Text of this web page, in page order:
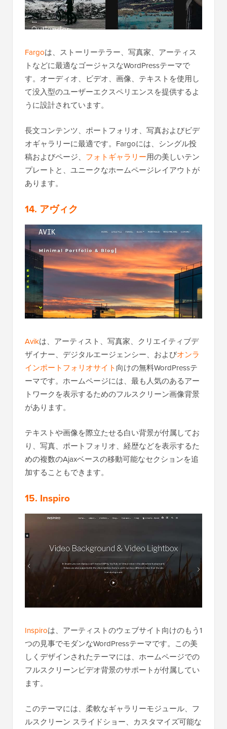
Fargoは、ストーリーテラー、写真家、アーティス
トなどに最適なゴージャスなWordPressテーマで
す。オーディオ、ビデオ、画像、テキストを使用し
て没入型のユーザーエクスペリエンスを提供するよ
うに設計されています。
長文コンテンツ、ポートフォリオ、写真およびビデ
オギャラリーに最適です。Fargoには、シングル投
稿およびページ、 フォトギャラリー用の美しいテン
プレートと、ユニークなホームページレイアウトが
あります。
14. アヴィク
Avikは、アーティスト、写真家、クリエイティブデ
ザイナー、デジタルエージェンシー、およびオンラ
インポートフォリオサイト向けの無料WordPressテ
ーマです。ホームページには、最も人気のあるアー
トワークを表示するためのフルスクリーン画像背景
があります。
テキストや画像を際立たせる白い背景が付属してお
り、写真、ポートフォリオ、経歴などを表示するた
めの複数のAjaxベースの移動可能なセクションを追
加することもできます。
15. Inspiro
Inspiroは、アーティストのウェブサイト向けのもう1
つの見事でモダンなWordPressテーマです。この美
しくデザインされたテーマには、ホームページでの
フルスクリーンビデオ背景のサポートが付属してい
ます。
このテーマには、柔軟なギャラリーモジュール、フ
ルスクリーン スライドショー、カスタマイズ可能な